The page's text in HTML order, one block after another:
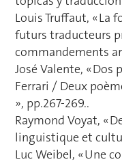
Louis Truffaut, « La
futurs traducteurs
commandements
José Valente, «
Ferrari / Deux
», pp.267-269..
Raymond Voyat, «
linguistique et
Luc Weibel, « Une